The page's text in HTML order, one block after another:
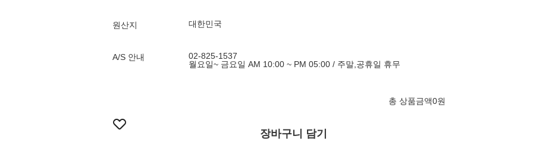
원산지 대한민국
A/S 안내
02-825-1537
월요일~ 금요일 AM 10:00 ~ PM 05:00 / 주말,공휴일 휴무
총 상품금액0원
장바구니 담기